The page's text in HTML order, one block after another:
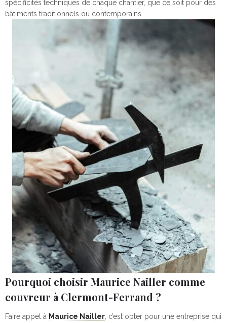
spécificités techniques de chaque chantier, que ce soit pour des
bâtiments traditionnels ou contemporains.
Pourquoi choisir Maurice Nailler comme
couvreur à Clermont-Ferrand ?
Faire appel à Maurice Nailler , c’est opter pour une entreprise qui